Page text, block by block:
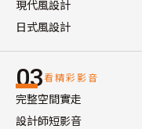
現代風設計
日式風設計
03看精彩影音
完整空間實走
設計師短影音